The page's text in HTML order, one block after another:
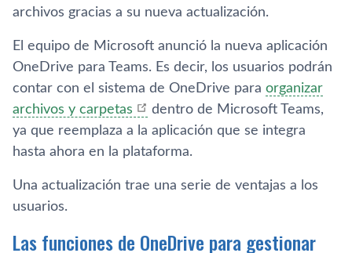
archivos gracias a su nueva actualización.
El equipo de Microsoft anunció la nueva aplicación
OneDrive para Teams. Es decir, los usuarios podrán
contar con el sistema de OneDrive para organizar
archivos y carpetas
dentro de Microsoft Teams,
ya que reemplaza a la aplicación que se integra
hasta ahora en la plataforma.
Una actualización trae una serie de ventajas a los
usuarios.
Las funciones de OneDrive para gestionar